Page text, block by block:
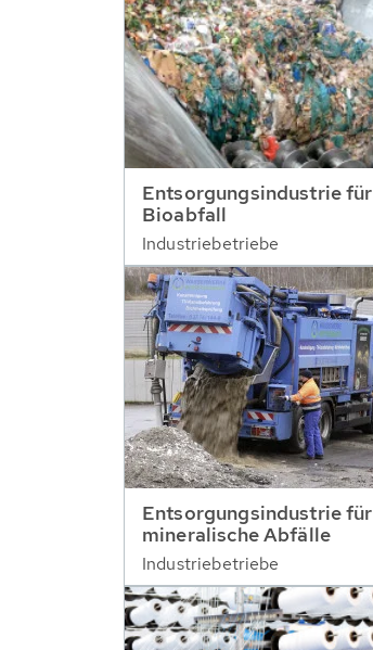
Entsorgungsindustrie für
Bioabfall
Industriebetriebe
Entsorgungsindustrie für
mineralische Abfälle
Industriebetriebe